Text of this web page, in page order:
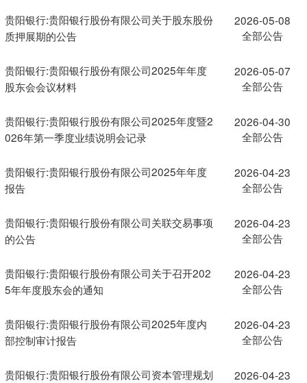
贵阳银行:贵阳银行股份有限公司关于股东股份
质押展期的公告
2026-05-08
全部公告
贵阳银行:贵阳银行股份有限公司2025年年度
股东会会议材料
2026-05-07
全部公告
贵阳银行:贵阳银行股份有限公司2025年度暨2
026年第一季度业绩说明会记录
2026-04-30
全部公告
贵阳银行:贵阳银行股份有限公司2025年年度
报告
2026-04-23
全部公告
贵阳银行:贵阳银行股份有限公司关联交易事项
的公告
2026-04-23
全部公告
贵阳银行:贵阳银行股份有限公司关于召开202
5年年度股东会的通知
2026-04-23
全部公告
贵阳银行:贵阳银行股份有限公司2025年度内
部控制审计报告
2026-04-23
全部公告
贵阳银行:贵阳银行股份有限公司资本管理规划
2026-04-23